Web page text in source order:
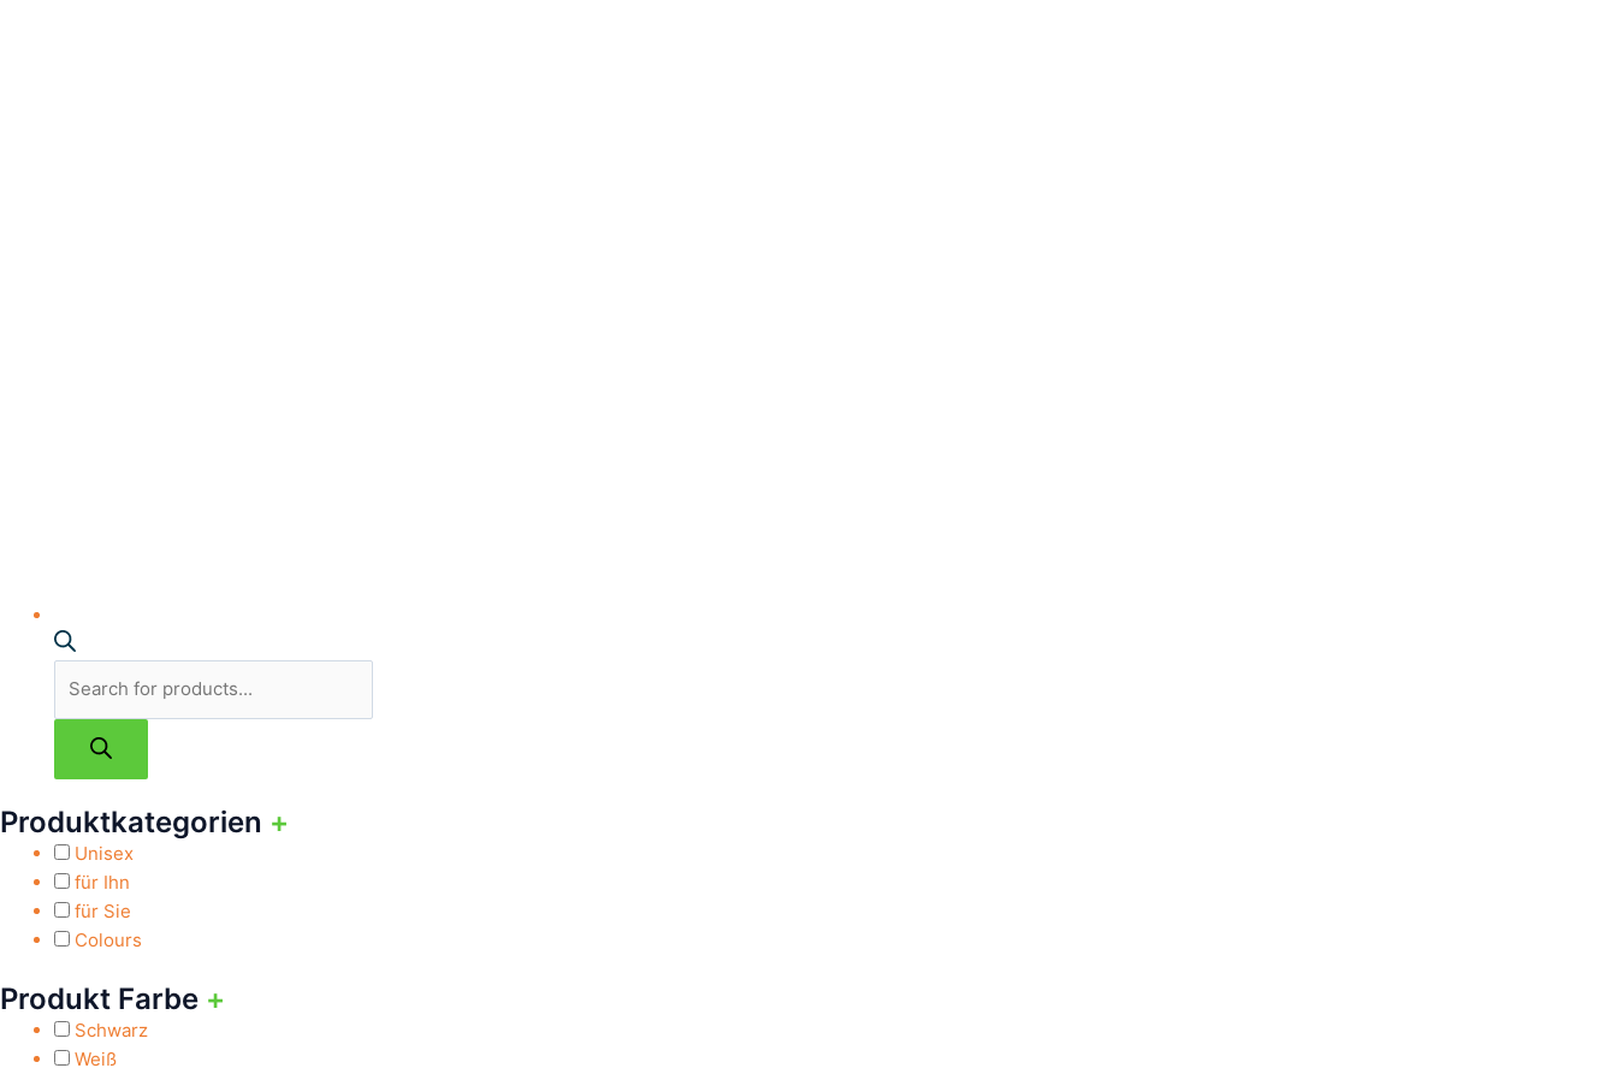
Produktkategorien +
Unisex
für Ihn
für Sie
Colours
Produkt Farbe +
Schwarz
Weiß